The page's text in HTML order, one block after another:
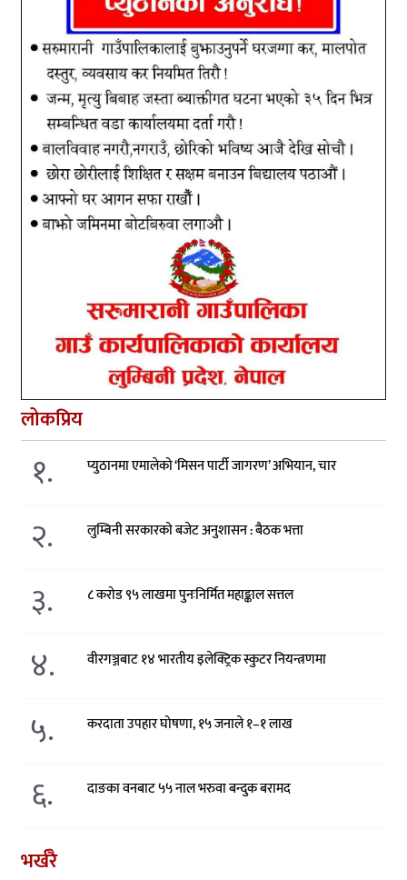
लोकप्रिय
१. प्युठानमा एमालेको ‘मिसन पार्टी जागरण’ अभियान, चार
२. लुम्बिनी सरकारको बजेट अनुशासन : बैठक भत्ता
३. ८ करोड ९५ लाखमा पुनःनिर्मित महाङ्काल सत्तल
४. वीरगञ्जबाट १४ भारतीय इलेक्ट्रिक स्कुटर नियन्त्रणमा
५. करदाता उपहार घोषणा, १५ जनाले १–१ लाख
६. दाङका वनबाट ५५ नाल भरुवा बन्दुक बरामद
भर्खरै